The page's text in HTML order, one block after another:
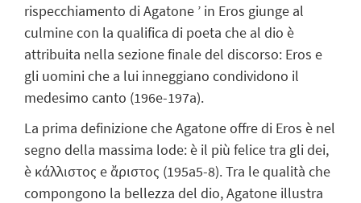
rispecchiamento di Agatone ’ in Eros giunge al
culmine con la qualifica di poeta che al dio è
attribuita nella sezione finale del discorso: Eros e
gli uomini che a lui inneggiano condividono il
medesimo canto (196e-197a).
La prima definizione che Agatone offre di Eros è nel
segno della massima lode: è il più felice tra gli dei,
è κάλλιστος e ἄριστος (195a5-8). Tra le qualità che
compongono la bellezza del dio, Agatone illustra